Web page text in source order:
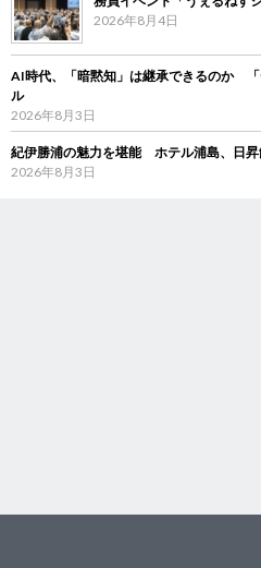
2026年8月4日
AI時代、「暗黙知」は継承できるのか
ル
2026年8月3日
紀伊勝浦の魅力を堪能 ホテル浦島、日昇
2026年8月3日